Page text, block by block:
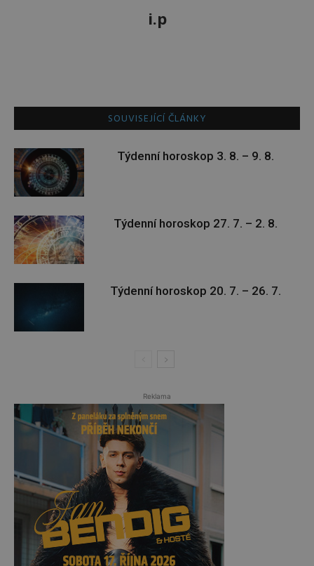
i.p
SOUVISEJÍCÍ ČLÁNKY
Týdenní horoskop 3. 8. – 9. 8.
Týdenní horoskop 27. 7. – 2. 8.
Týdenní horoskop 20. 7. – 26. 7.
Reklama